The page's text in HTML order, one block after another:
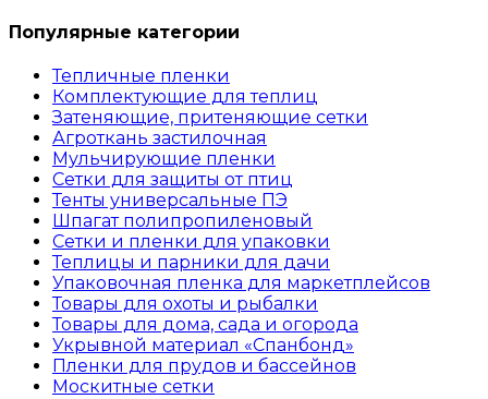
Популярные категории
Тепличные пленки
Комплектующие для теплиц
Затеняющие, притеняющие сетки
Агроткань застилочная
Мульчирующие пленки
Сетки для защиты от птиц
Тенты универсальные ПЭ
Шпагат полипропиленовый
Сетки и пленки для упаковки
Теплицы и парники для дачи
Упаковочная пленка для маркетплейсов
Товары для охоты и рыбалки
Товары для дома, сада и огорода
Укрывной материал «Спанбонд»
Пленки для прудов и бассейнов
Москитные сетки